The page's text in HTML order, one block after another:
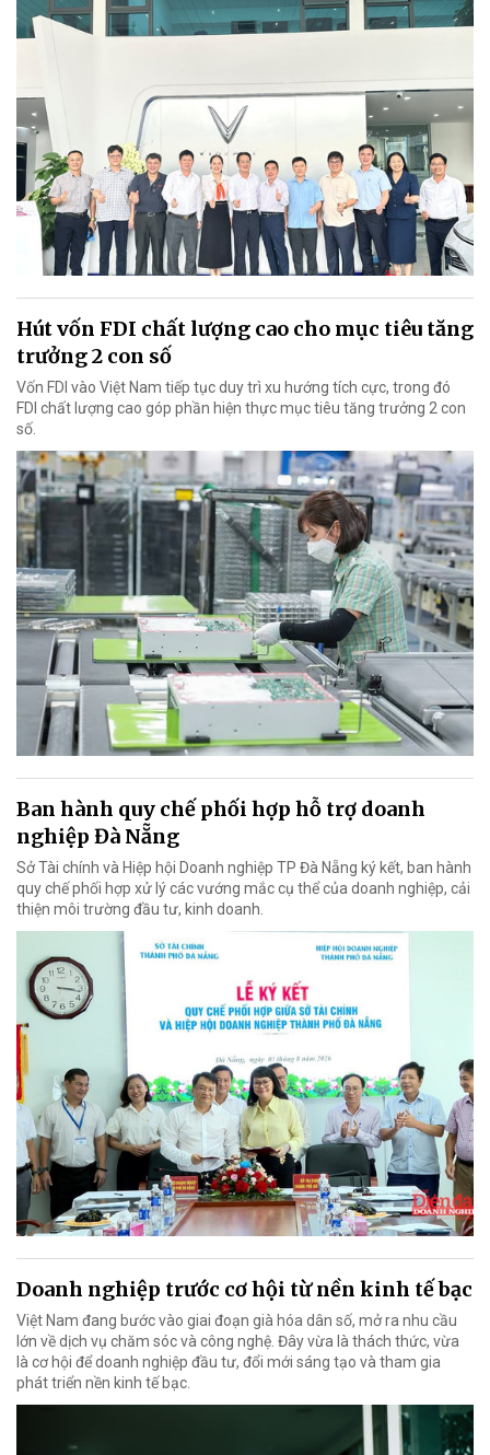
Hút vốn FDI chất lượng cao cho mục tiêu tăng
trưởng 2 con số
Vốn FDI vào Việt Nam tiếp tục duy trì xu hướng tích cực, trong đó
FDI chất lượng cao góp phần hiện thực mục tiêu tăng trưởng 2 con
số.
Ban hành quy chế phối hợp hỗ trợ doanh
nghiệp Đà Nẵng
Sở Tài chính và Hiệp hội Doanh nghiệp TP Đà Nẵng ký kết, ban hành
quy chế phối hợp xử lý các vướng mắc cụ thể của doanh nghiệp, cải
thiện môi trường đầu tư, kinh doanh.
Doanh nghiệp trước cơ hội từ nền kinh tế bạc
Việt Nam đang bước vào giai đoạn già hóa dân số, mở ra nhu cầu
lớn về dịch vụ chăm sóc và công nghệ. Đây vừa là thách thức, vừa
là cơ hội để doanh nghiệp đầu tư, đổi mới sáng tạo và tham gia
phát triển nền kinh tế bạc.